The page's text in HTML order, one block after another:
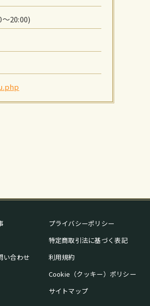
20:00)
い合わせ
プライバシーポリシー
特定商取引法に基づく表記
利用規約
Cookie（クッキー）ポリシー
サイトマップ